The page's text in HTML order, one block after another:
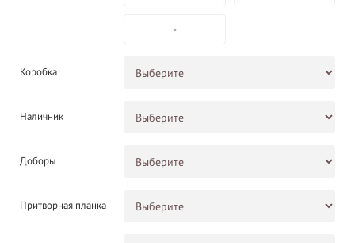
-
Коробка
Наличник
Доборы
Притворная планка